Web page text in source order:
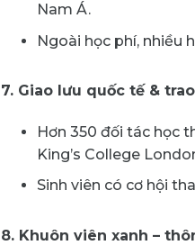
Nam Á.
Ngoài học phí, nhiều
7. Giao lưu quốc tế &
Hơn 350 đối tác học
King’s College
Sinh viên có cơ hội
8. Khuôn viên xanh –